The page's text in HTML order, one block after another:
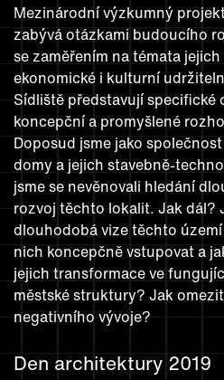
Mezinárodní výzkumný
zabývá otázkami budoucího
se zaměřením na témata
ekonomické i kulturní
Sídliště představují specifické
koncepční a promyšlené
Doposud jsme jako
domy a jejich stavebně-
jsme se nevěnovali hledání
rozvoj těchto lokalit. Jak dál?
dlouhodobá vize těchto
nich koncepčně vstupovat a
jejich transformace ve
městské struktury? Jak
negativního vývoje?
Den architektury 2019